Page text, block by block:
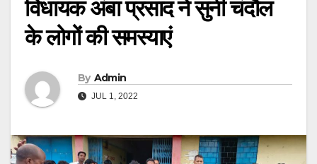
विधायक अंबा प्रसाद ने सुनी चंदौल
के लोगों की समस्याएं
By Admin
JUL 1, 2022